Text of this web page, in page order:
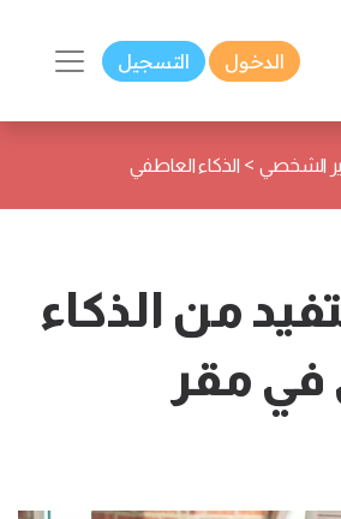
الدخول التسجيل
الشخصي > الذكاء العاطفي
من الذكاء
في مقر